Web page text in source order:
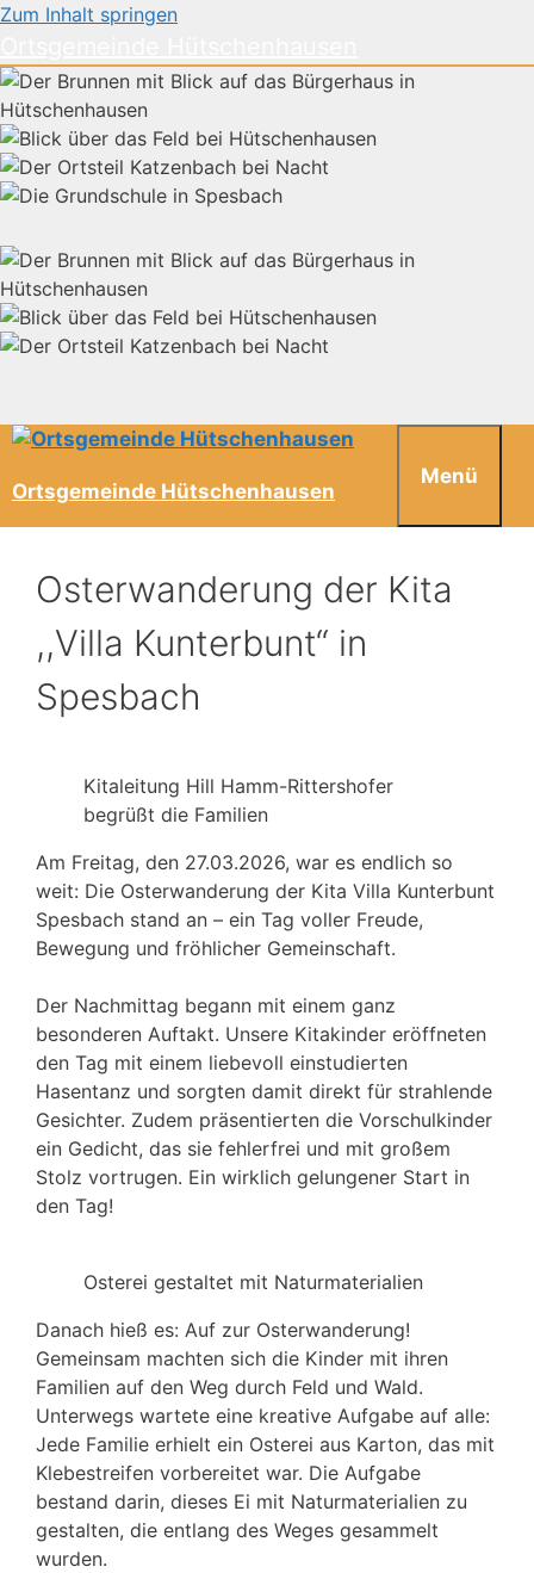
Zum Inhalt springen
Ortsgemeinde Hütschenhausen
Menü
Osterwanderung der Kita
,,Villa Kunterbunt“ in
Spesbach
Kitaleitung Hill Hamm-Rittershofer
begrüßt die Familien
Am Freitag, den 27.03.2026, war es endlich so
weit: Die Osterwanderung der Kita Villa Kunterbunt
Spesbach stand an – ein Tag voller Freude,
Bewegung und fröhlicher Gemeinschaft.
Der Nachmittag begann mit einem ganz
besonderen Auftakt. Unsere Kitakinder eröffneten
den Tag mit einem liebevoll einstudierten
Hasentanz und sorgten damit direkt für strahlende
Gesichter. Zudem präsentierten die Vorschulkinder
ein Gedicht, das sie fehlerfrei und mit großem
Stolz vortrugen. Ein wirklich gelungener Start in
den Tag!
Osterei gestaltet mit Naturmaterialien
Danach hieß es: Auf zur Osterwanderung!
Gemeinsam machten sich die Kinder mit ihren
Familien auf den Weg durch Feld und Wald.
Unterwegs wartete eine kreative Aufgabe auf alle:
Jede Familie erhielt ein Osterei aus Karton, das mit
Klebestreifen vorbereitet war. Die Aufgabe
bestand darin, dieses Ei mit Naturmaterialien zu
gestalten, die entlang des Weges gesammelt
wurden.